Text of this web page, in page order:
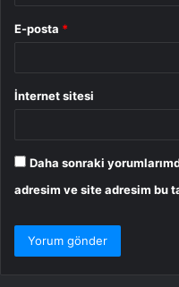
E-posta *
İnternet sitesi
Daha sonraki
adresim ve site adresim bu